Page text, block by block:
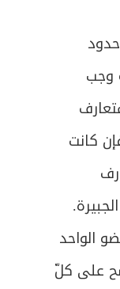
وجب
كانت
الواحد
على كلّ
المعتكف